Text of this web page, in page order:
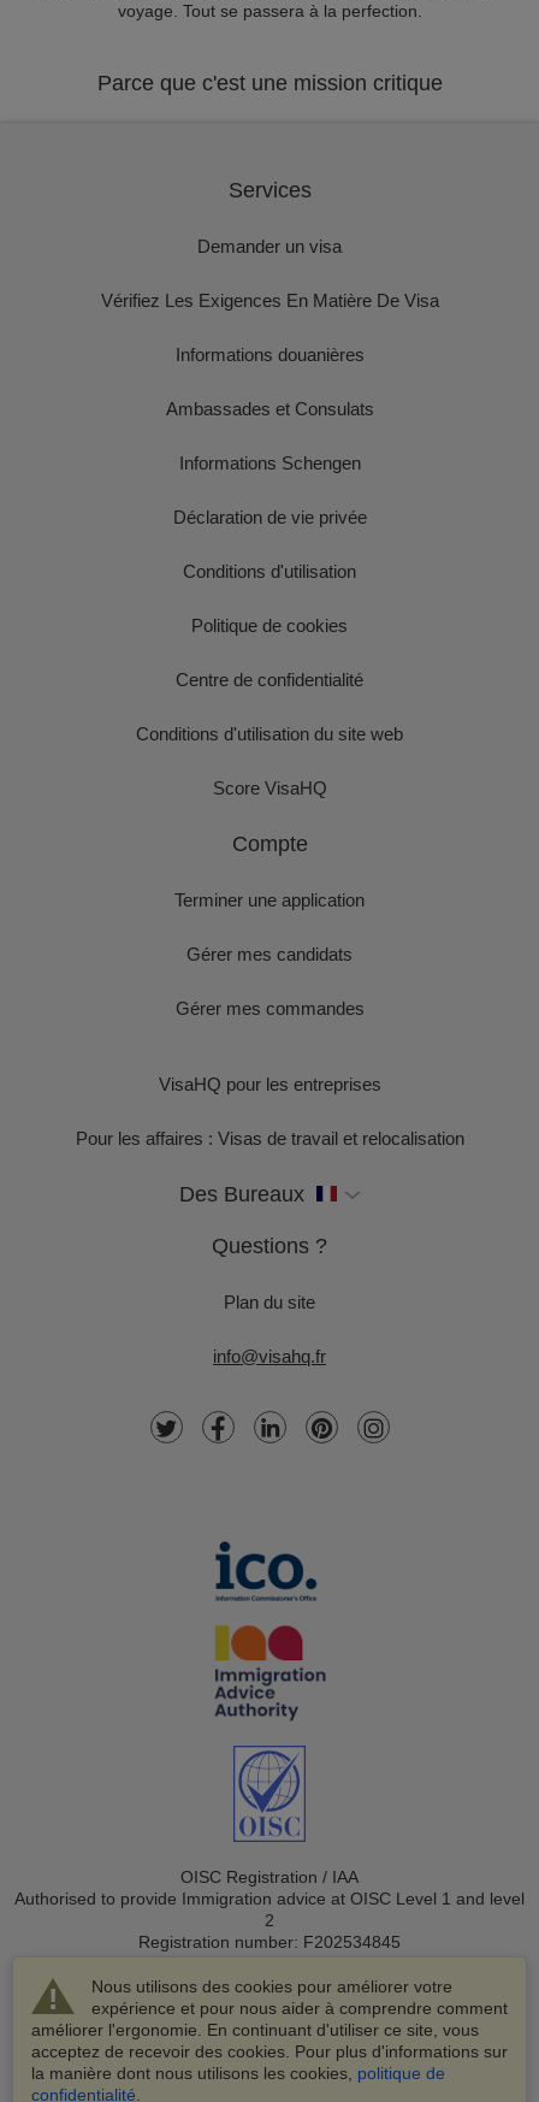
voyage. Tout se passera à la perfection.
Parce que c'est une mission critique
Nous utilisons des cookies pour améliorer votre
expérience et pour nous aider à comprendre comment
améliorer l'ergonomie. En continuant d'utiliser ce site, vous
acceptez de recevoir des cookies. Pour plus d'informations sur
la manière dont nous utilisons les cookies, politique de
confidentialité
Services
Demander un visa
Vérifiez Les Exigences En Matière De Visa
Informations douanières
Ambassades et Consulats
Informations Schengen
Déclaration de vie privée
Conditions d'utilisation
Politique de cookies
Centre de confidentialité
Conditions d'utilisation du site web
Score VisaHQ
Compte
Terminer une application
Gérer mes candidats
Gérer mes commandes
VisaHQ pour les entreprises
Pour les affaires : Visas de travail et relocalisation
Des Bureaux
Questions ?
Plan du site
info@visahq.fr
OISC Registration / IAA
Authorised to provide Immigration advice at OISC Level 1 and level
2
Registration number: F202534845
© 2003-2026 VisaHQ.com, Inc. Tous droits réservés.